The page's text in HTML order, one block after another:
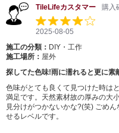
TileLifeカスタマー 購入
2025-08-05
施工の分類： DIY・工作
施工場所： 屋外
探してた色味!雨に濡れると更に素
色味がとても良くて見つけた時は
満足です。天然素材故の厚みの大
見分けがつかないかな?(笑) ごめ
せるレベルです。